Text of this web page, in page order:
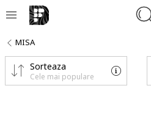
MISA
Sorteaza
Cele mai populare